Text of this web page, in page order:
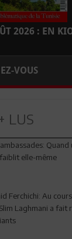
2026 : EN
VOUS
LUS
Quand
elle-même
Ferchichi: Au
Laghmani a fait